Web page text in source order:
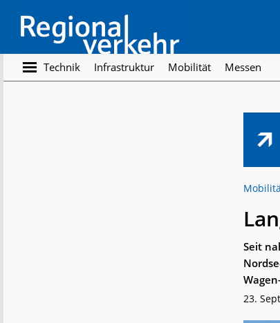
main
content
footer
Regionalverkehr
Die
Fachzeitschrift
Technik Infrastruktur Mobilität Messen
Seit
23.